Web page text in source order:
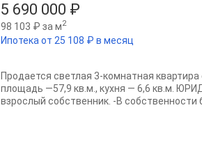
5 690 000 ₽
98 103 ₽ за м2
Ипотека от 25 108 ₽ в месяц
Продается светлая 3-комнатная
площадь —57,9 кв.м., кухня — 6,6 кв.м.
взрослый собственник. -В собственности